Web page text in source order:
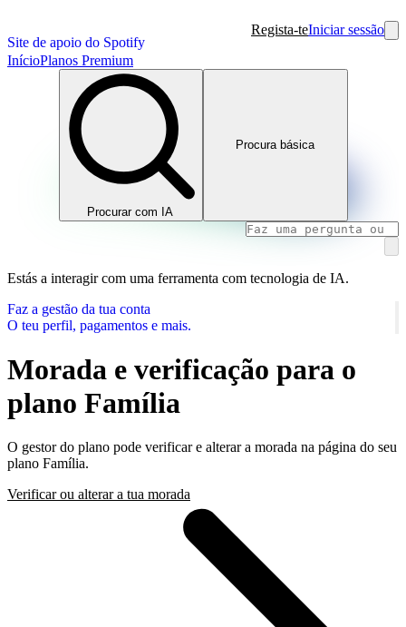
Site de apoio do Spotify
Regista-teIniciar sessão
InícioPlanos Premium
Procurar com IA
Procura básica
Estás a interagir com uma ferramenta com tecnologia de IA.
Faz a gestão da tua conta
O teu perfil, pagamentos e mais.
Morada e verificação para o
plano Família
O gestor do plano pode verificar e alterar a morada na página do seu
plano Família.
Verificar ou alterar a tua morada